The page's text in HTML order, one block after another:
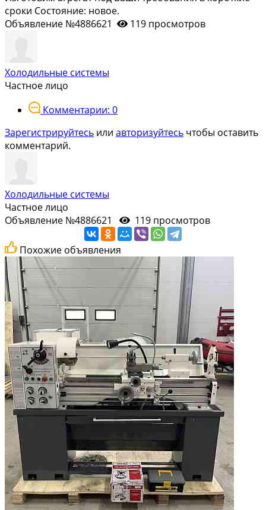
сроки Состояние: новое.
Объявление №4886621
119 просмотров
Холодильные системы
Частное лицо
Комментарии: 0
Зарегистрируйтесь или авторизуйтесь чтобы оставить
комментарий.
Холодильные системы
Частное лицо
Объявление №4886621
119 просмотров
Похожие объявления